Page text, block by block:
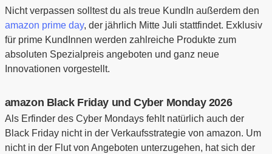
Nicht verpassen solltest du als treue KundIn außerdem den
amazon prime day, der jährlich Mitte Juli stattfindet. Exklusiv
für prime KundInnen werden zahlreiche Produkte zum
absoluten Spezialpreis angeboten und ganz neue
Innovationen vorgestellt.
amazon Black Friday und Cyber Monday 2026
Als Erfinder des Cyber Mondays fehlt natürlich auch der
Black Friday nicht in der Verkaufsstrategie von amazon. Um
nicht in der Flut von Angeboten unterzugehen, hat sich der